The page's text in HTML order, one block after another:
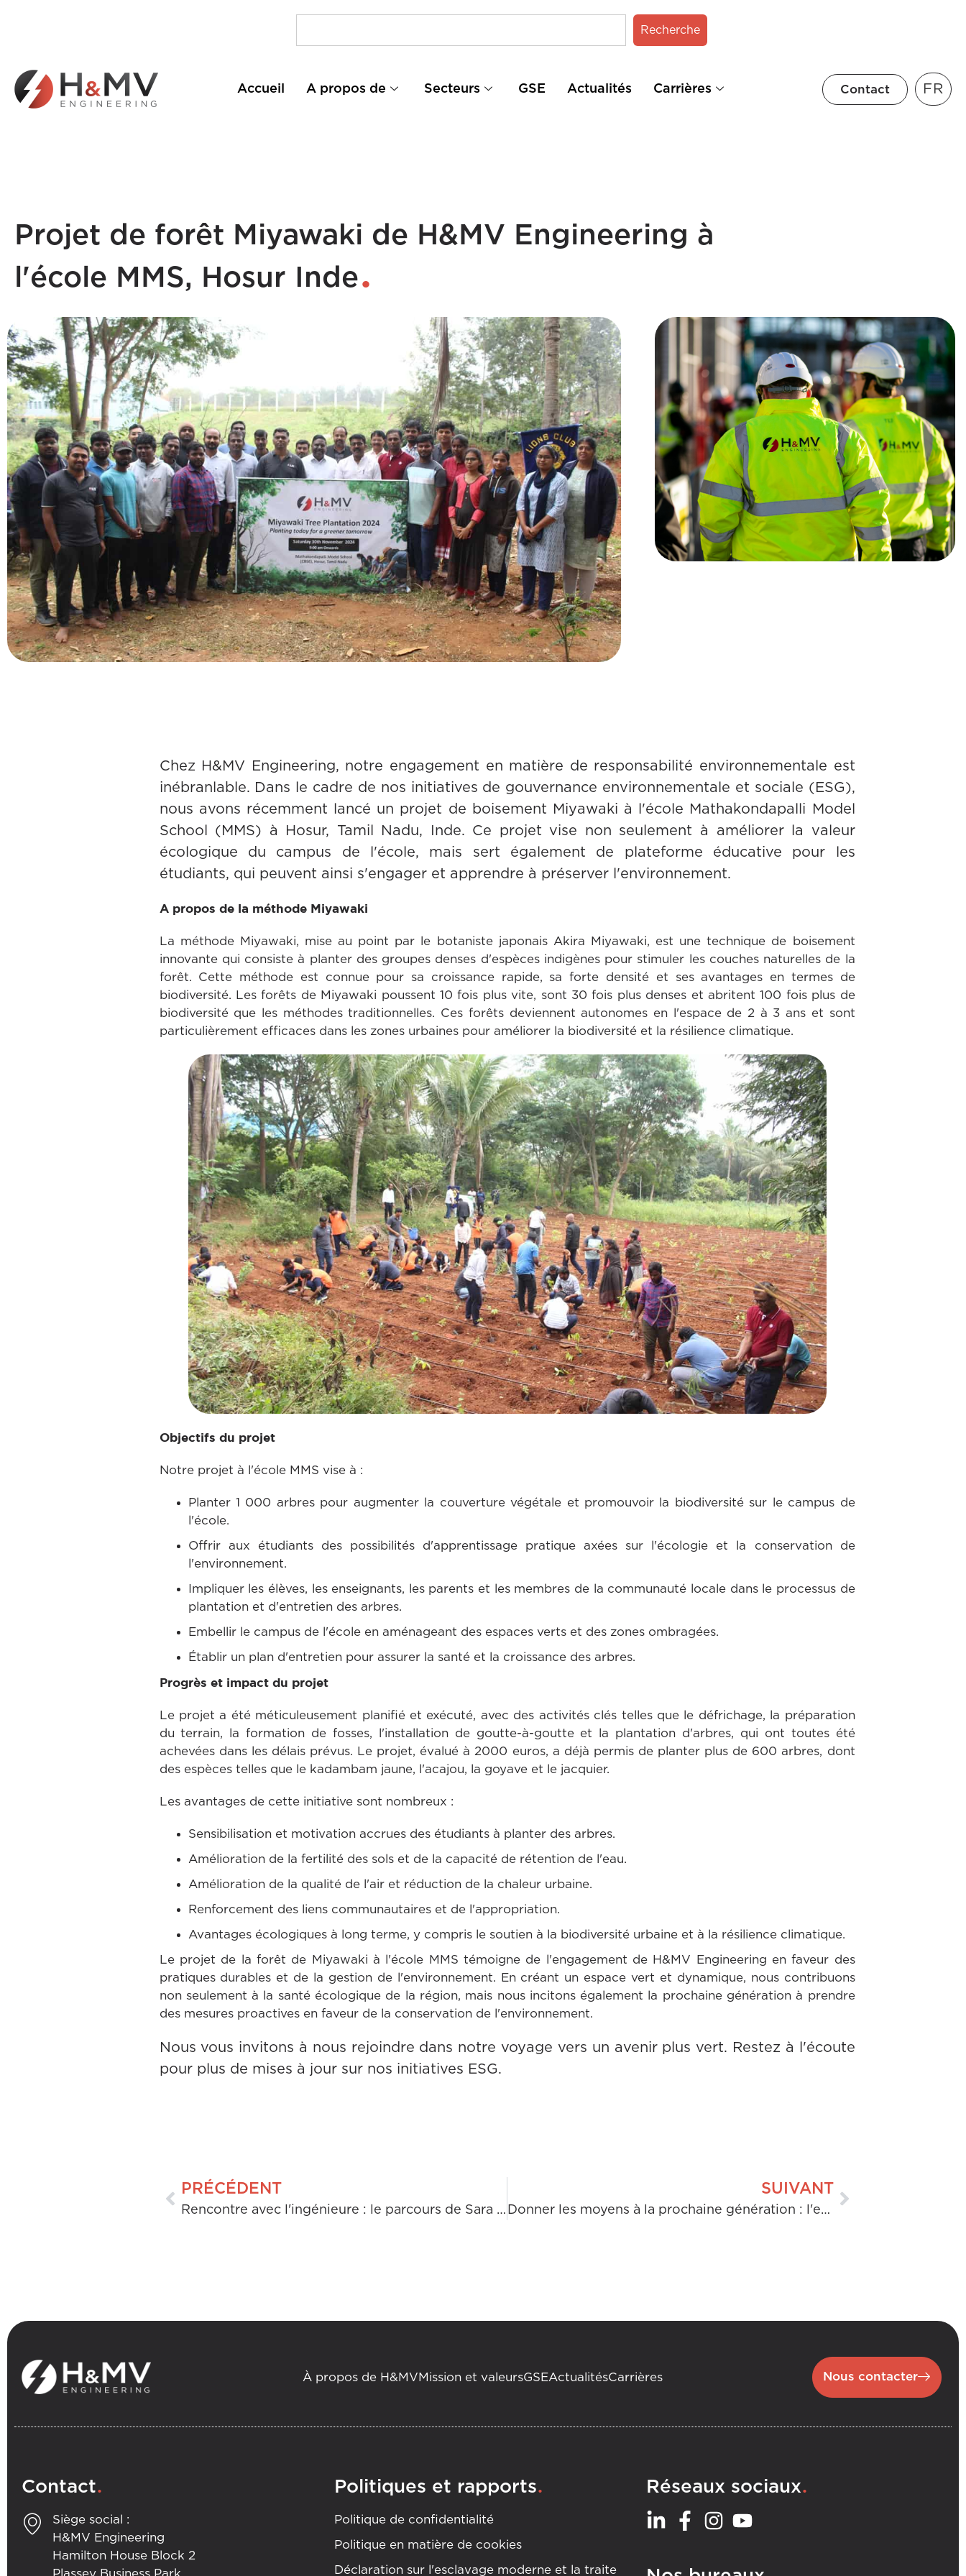
Recherche
Accueil A propos de Secteurs GSE Actualités Carrières Contact FR
Projet de forêt Miyawaki de H&MV Engineering à
l'école MMS, Hosur Inde
Chez H&MV Engineering, notre engagement en matière de responsabilité environnementale est
inébranlable. Dans le cadre de nos initiatives de gouvernance environnementale et sociale (ESG),
nous avons récemment lancé un projet de boisement Miyawaki à l'école Mathakondapalli Model
School (MMS) à Hosur, Tamil Nadu, Inde. Ce projet vise non seulement à améliorer la valeur
écologique du campus de l'école, mais sert également de plateforme éducative pour les
étudiants, qui peuvent ainsi s'engager et apprendre à préserver l'environnement.
A propos de la méthode Miyawaki
La méthode Miyawaki, mise au point par le botaniste japonais Akira Miyawaki, est une technique de boisement
innovante qui consiste à planter des groupes denses d'espèces indigènes pour stimuler les couches naturelles de la
forêt. Cette méthode est connue pour sa croissance rapide, sa forte densité et ses avantages en termes de
biodiversité. Les forêts de Miyawaki poussent 10 fois plus vite, sont 30 fois plus denses et abritent 100 fois plus de
biodiversité que les méthodes traditionnelles. Ces forêts deviennent autonomes en l'espace de 2 à 3 ans et sont
particulièrement efficaces dans les zones urbaines pour améliorer la biodiversité et la résilience climatique.
Objectifs du projet
Notre projet à l'école MMS vise à :
Planter 1 000 arbres pour augmenter la couverture végétale et promouvoir la biodiversité sur le campus de
l'école.
Offrir aux étudiants des possibilités d'apprentissage pratique axées sur l'écologie et la conservation de
l'environnement.
Impliquer les élèves, les enseignants, les parents et les membres de la communauté locale dans le processus de
plantation et d'entretien des arbres.
Embellir le campus de l'école en aménageant des espaces verts et des zones ombragées.
Établir un plan d'entretien pour assurer la santé et la croissance des arbres.
Progrès et impact du projet
Le projet a été méticuleusement planifié et exécuté, avec des activités clés telles que le défrichage, la préparation
du terrain, la formation de fosses, l'installation de goutte-à-goutte et la plantation d'arbres, qui ont toutes été
achevées dans les délais prévus. Le projet, évalué à 2000 euros, a déjà permis de planter plus de 600 arbres, dont
des espèces telles que le kadambam jaune, l'acajou, la goyave et le jacquier.
Les avantages de cette initiative sont nombreux :
Sensibilisation et motivation accrues des étudiants à planter des arbres.
Amélioration de la fertilité des sols et de la capacité de rétention de l'eau.
Amélioration de la qualité de l'air et réduction de la chaleur urbaine.
Renforcement des liens communautaires et de l'appropriation.
Avantages écologiques à long terme, y compris le soutien à la biodiversité urbaine et à la résilience climatique.
Le projet de la forêt de Miyawaki à l'école MMS témoigne de l'engagement de H&MV Engineering en faveur des
pratiques durables et de la gestion de l'environnement. En créant un espace vert et dynamique, nous contribuons
non seulement à la santé écologique de la région, mais nous incitons également la prochaine génération à prendre
des mesures proactives en faveur de la conservation de l'environnement.
Nous vous invitons à nous rejoindre dans notre voyage vers un avenir plus vert. Restez à l'écoute
pour plus de mises à jour sur nos initiatives ESG.
PRÉCÉDENT
Rencontre avec l'ingénieure : le parcours de Sara chez H&MV Engineering
SUIVANT
Donner les moyens à la prochaine génération : l'engagement de H&MV Engineering envers les futurs ingénieurs
À propos de H&MV Mission et valeursGSEActualitésCarrières Nous contacter
Contact.
Siège social :
H&MV Engineering
Hamilton House Block 2
Plassey Business Park
Politiques et rapports.
Politique de confidentialité
Politique en matière de cookies
Déclaration sur l'esclavage moderne et la traite
Réseaux sociaux.